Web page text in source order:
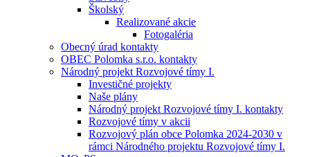
Školský
Realizované akcie
Fotogaléria
Obecný úrad kontakty
OBEC Polomka s.r.o. kontakty
Národný projekt Rozvojové tímy I.
Investičné projekty
Naše plány
Národný projekt Rozvojové tímy I. kontakty
Rozvojové tímy v akcii
Rozvojový plán obce Polomka 2024-2030 v
rámci Národného projektu Rozvojové tímy I.